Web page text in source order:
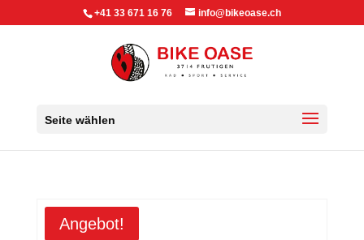
+41 33 671 16 76 info@bikeoase.ch
Seite wählen
Angebot!